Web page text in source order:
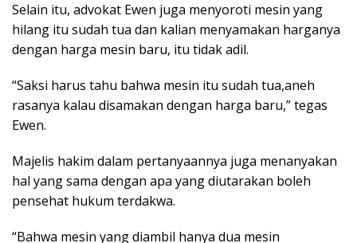
Selain itu, advokat Ewen juga menyoroti mesin yang
hilang itu sudah tua dan kalian menyamakan harganya
dengan harga mesin baru, itu tidak adil.
“Saksi harus tahu bahwa mesin itu sudah tua,aneh
rasanya kalau disamakan dengan harga baru,” tegas
Ewen.
Majelis hakim dalam pertanyaannya juga menanyakan
hal yang sama dengan apa yang diutarakan boleh
pensehat hukum terdakwa.
“Bahwa mesin yang diambil hanya dua mesin